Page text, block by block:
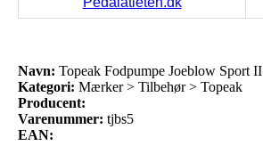
Navn: Topeak Fodpumpe Joeblow Sport II
Kategori: Mærker > Tilbehør > Topeak
Producent:
Varenummer: tjbs5
EAN: